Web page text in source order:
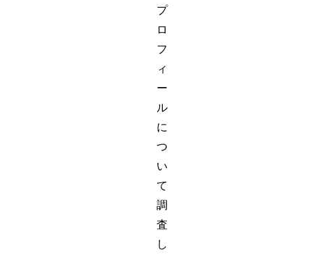
プ
ロ
フ
ィ
ー
ル
に
つ
い
て
調
査
し